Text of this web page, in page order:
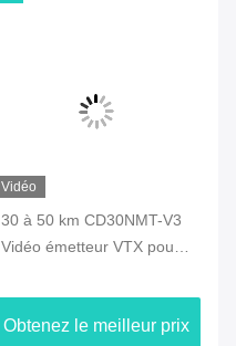
Vidéo
30 à 50 km CD30NMT-V3
Vidéo émetteur VTX pour
GHz 1,4 GHz 800 MHz
Obtenez le meilleur prix